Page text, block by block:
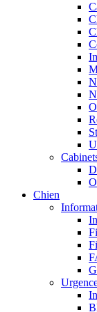
Chien